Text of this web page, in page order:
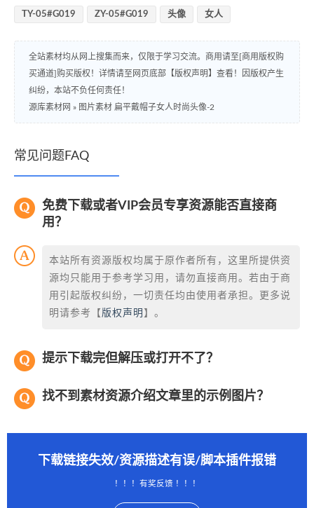
TY-05#G019 ZY-05#G019 头像 女人
全站素材均从网上搜集而来，仅限于学习交流。商用请至[商用版权购
买通道]购买版权！详情请至网页底部【版权声明】查看！因版权产生
纠纷，本站不负任何责任！
源库素材网 » 图片素材 扁平戴帽子女人时尚头像-2
常见问题FAQ
免费下载或者VIP会员专享资源能否直接商
用？
本站所有资源版权均属于原作者所有，这里所提供资
源均只能用于参考学习用，请勿直接商用。若由于商
用引起版权纠纷，一切责任均由使用者承担。更多说
明请参考【 版权声明 】。
提示下载完但解压或打开不了？
找不到素材资源介绍文章里的示例图片？
下载链接失效/资源描述有误/脚本插件报错
！！！有奖反馈 ！！！